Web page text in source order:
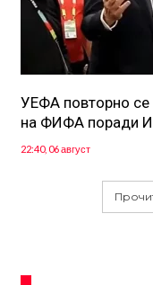
УЕФА повторно се
на ФИФА поради
22:40, 06 август